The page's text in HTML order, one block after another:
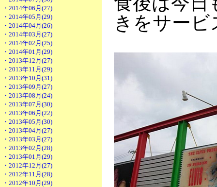
・2014年06月(27)
・2014年05月(29)
・2014年04月(26)
・2014年03月(27)
・2014年02月(25)
・2014年01月(29)
・2013年12月(27)
・2013年11月(29)
・2013年10月(31)
・2013年09月(27)
・2013年08月(24)
・2013年07月(30)
・2013年06月(22)
・2013年05月(30)
・2013年04月(27)
・2013年03月(27)
・2013年02月(28)
・2013年01月(29)
・2012年12月(27)
・2012年11月(28)
・2012年10月(29)
きをサー